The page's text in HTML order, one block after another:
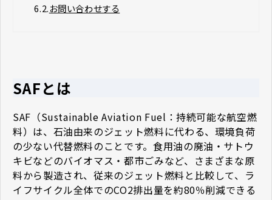
6.2.お問い合わせする
SAFとは
SAF（Sustainable Aviation Fuel：持続可能な航空燃
料）は、石油由来のジェット燃料に代わる、環境負荷
の少ない代替燃料のことです。食用油の廃油・サトウ
キビなどのバイオマス・都市ごみなど、さまざまな原
料から製造され、従来のジェット燃料と比較して、ラ
イフサイクル全体でのCO2排出量を約80％削減できる